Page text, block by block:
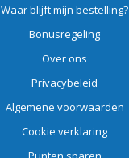
Waar blijft mijn bestelling?
Bonusregeling
Over ons
Privacybeleid
Algemene voorwaarden
Cookie verklaring